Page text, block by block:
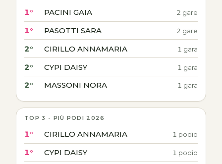
1° PACINI GAIA 2 gare
1° PASOTTI SARA 2 gare
2° CIRILLO ANNAMARIA 1 gara
2° CYPI DAISY 1 gara
2° MASSONI NORA 1 gara
TOP 3 - PIÙ PODI 2026
1° CIRILLO ANNAMARIA 1 podio
1° CYPI DAISY 1 podio